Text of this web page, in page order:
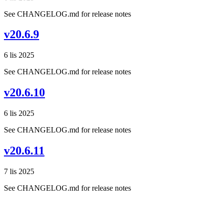
See CHANGELOG.md for release notes
v20.6.9
6 lis 2025
See CHANGELOG.md for release notes
v20.6.10
6 lis 2025
See CHANGELOG.md for release notes
v20.6.11
7 lis 2025
See CHANGELOG.md for release notes